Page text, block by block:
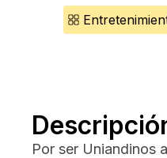
Por ser Uniandinos